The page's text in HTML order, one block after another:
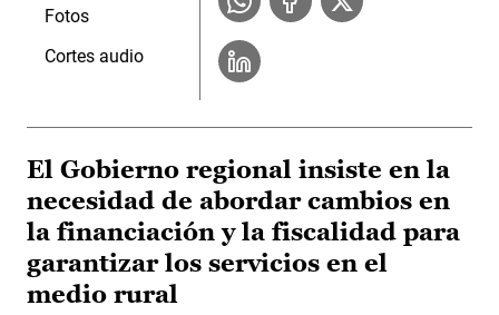
Fotos
Cortes audio
El Gobierno regional insiste en la
necesidad de abordar cambios en
la financiación y la fiscalidad para
garantizar los servicios en el
medio rural